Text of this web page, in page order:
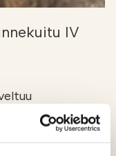
IV
lisäämiseen